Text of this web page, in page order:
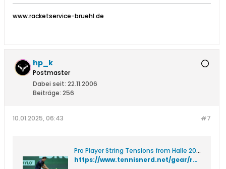
www.racketservice-bruehl.de
hp_k
Postmaster
Dabei seit: 22.11.2006
Beiträge: 256
#7
10.01.2025, 06:43
Pro Player String Tensions from Halle 2023
https://www.tennisnerd.net/gear/racquets/pro-player-racquets/pro-player-string-tensions-from-halle-2023/31706